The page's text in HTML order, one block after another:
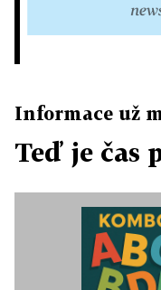
Informace už
Teď je čas